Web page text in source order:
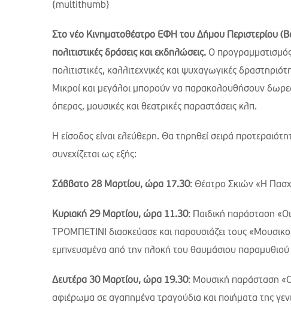
{multithumb}
Στο νέο Κινηματοθέατρο ΕΦΗ του Δήμου Περιστερίου
πολιτιστικές δράσεις και εκδηλώσεις. Ο προγραμματισμός
πολιτιστικές, καλλιτεχνικές και ψυχαγωγικές
Μικροί και μεγάλοι μπορούν να παρακολουθήσουν
όπερας, μουσικές και θεατρικές παραστάσεις κλπ.
H είσοδος είναι ελεύθερη. Θα τηρηθεί σειρά
συνεχίζεται ως εξής:
Σάββατο 28 Μαρτίου, ώρα 17.30: Θέατρο Σκιών «Η
Κυριακή 29 Μαρτίου, ώρα 11.30: Παιδική παράσταση
ΤΡΟΜΠΕΤΙΝΙ διασκεύασε και παρουσιάζει τους
εμπνευσμένα από την πλοκή του θαυμάσιου παραμυθιού
Δευτέρα 30 Μαρτίου, ώρα 19.30: Μουσική παράσταση
αφιέρωμα σε αγαπημένα τραγούδια και ποιήματα της